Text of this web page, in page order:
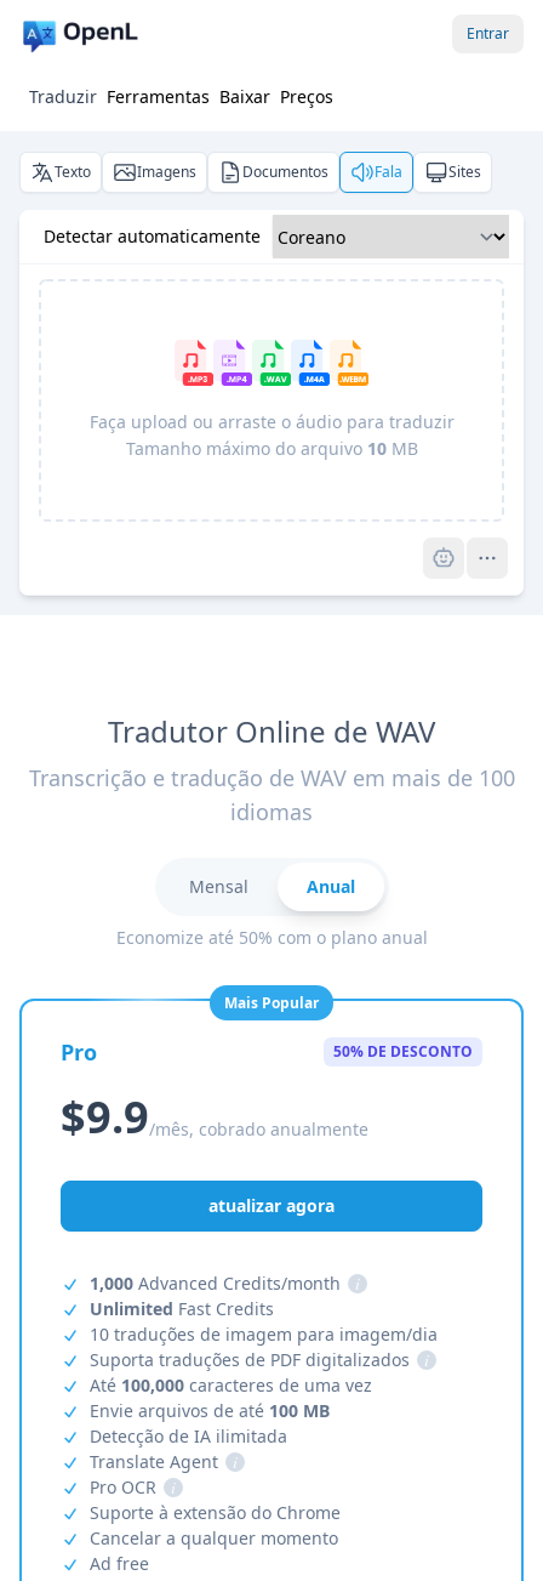
Entrar
Traduzir Ferramentas Baixar Preços
Texto Imagens Documentos Fala Sites
Detectar automaticamente
Faça upload ou arraste o áudio para traduzir
Tamanho máximo do arquivo 10MB
Tradutor Online de WAV
Transcrição e tradução de WAV em mais de 100
idiomas
Mensal Anual
Economize até 50% com o plano anual
Mais Popular
Pro 50% DE DESCONTO
$9.9/mês, cobrado anualmente
atualizar agora
1,000 Advanced Credits/month
i
Unlimited Fast Credits
10 traduções de imagem para imagem/dia
Suporta traduções de PDF digitalizados
i
Até 100,000 caracteres de uma vez
Envie arquivos de até 100 MB
Detecção de IA ilimitada
Translate Agent
i
Pro OCR
i
Suporte à extensão do Chrome
Cancelar a qualquer momento
Ad free